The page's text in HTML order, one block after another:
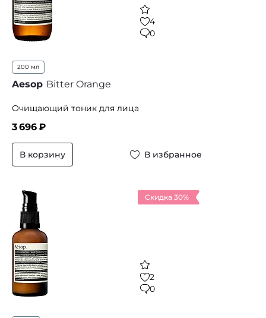
4
0
200 мл
Aesop Bitter Orange
Очищающий тоник для лица
3 696₽
В корзину В избранное
Скидка 30%
2
0